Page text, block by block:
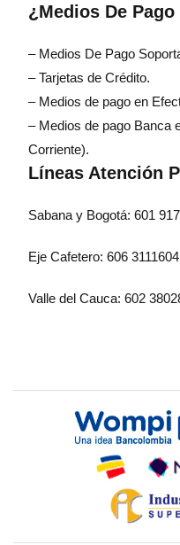
¿Medios De
– Medios De Pago
– Tarjetas de Crédito.
– Medios de pago en
– Medios de pago Banca
Corriente).
Líneas Atención
Sabana y Bogotá: 601
Eje Cafetero: 606 3111604
Valle del Cauca: 602